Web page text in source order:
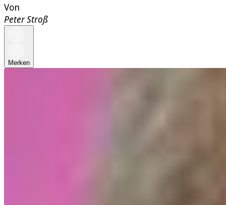
Von
Peter Stroß
Merken